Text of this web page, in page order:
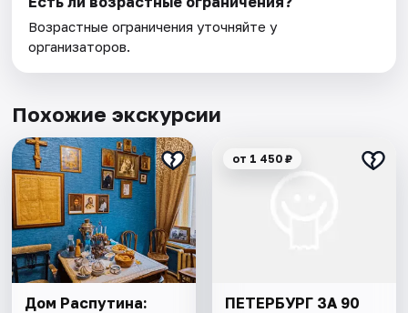
Возрастные ограничения уточняйте у
организаторов.
Похожие экскурсии
Дом Распутина:
от 1 450 ₽
ПЕТЕРБУРГ ЗА 90